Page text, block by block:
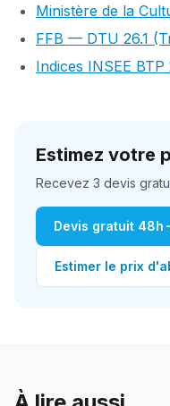
Ministère de la
FFB — DTU 26.1
Indices INSEE BTP
Estimez votre
Recevez 3 devis
Devis gratuit 48h
Estimer le prix